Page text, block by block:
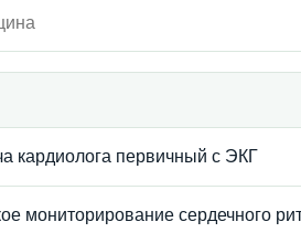
кардиолога первичный с ЭКГ
мониторирование сердечного